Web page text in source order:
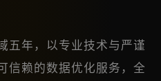
五年，以专业技术与严谨
信赖的数据优化服务，全